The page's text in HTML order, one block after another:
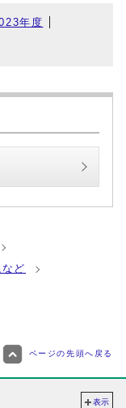
年度
ど
ページの先頭へ戻る
表示